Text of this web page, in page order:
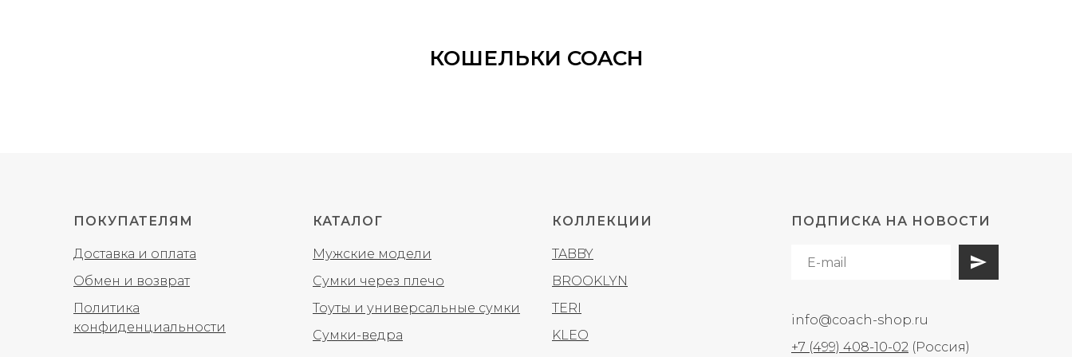
КОШЕЛЬКИ COACH
ПОКУПАТЕЛЯМ
Доставка и оплата
Обмен и возврат
Политика
конфиденциальности
КАТАЛОГ
Мужские модели
Сумки через плечо
Тоуты и универсальные сумки
Сумки-ведра
КОЛЛЕКЦИИ
TABBY
BROOKLYN
TERI
KLEO
ПОДПИСКА НА НОВОСТИ
info@coach-shop.ru
+7 (499) 408-10-02 (Россия)